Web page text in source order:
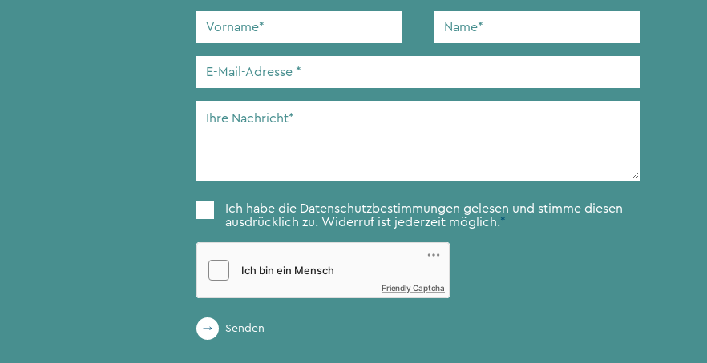
Vorname Name
E-
Adresse*
Zustimmung*
Ich habe die Datenschutzbestimmungen gelesen und stimme diesen
ausdrücklich zu. Widerruf ist jederzeit möglich.*
Friendly Captcha
Senden